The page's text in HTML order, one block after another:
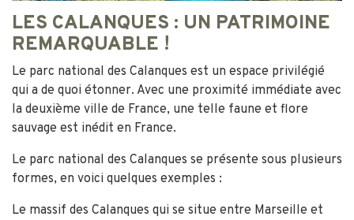
LES CALANQUES : UN PATRIMOINE
REMARQUABLE !
Le parc national des Calanques est un espace privilégié
qui a de quoi étonner. Avec une proximité immédiate avec
la deuxième ville de France, une telle faune et flore
sauvage est inédit en France.
Le parc national des Calanques se présente sous plusieurs
formes, en voici quelques exemples :
Le massif des Calanques qui se situe entre Marseille et